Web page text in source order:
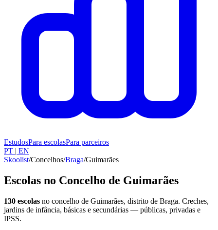
EstudosPara escolasPara parceiros
PT | EN
Skoolist/Concelhos/Braga/Guimarães
Escolas no Concelho de Guimarães
130 escolas no concelho de Guimarães, distrito de Braga. Creches,
jardins de infância, básicas e secundárias — públicas, privadas e
IPSS.